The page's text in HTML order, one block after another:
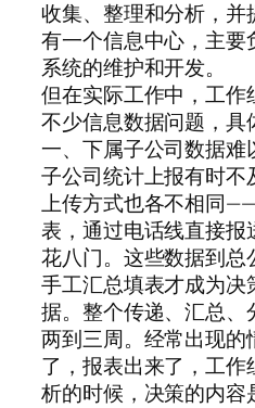
收集、整理和分析，并
有一个信息中心，主要
系统的维护和开发。
但在实际工作中，工作
不少信息数据问题，具
一、下属子公司数据难
子公司统计上报有时
上传方式也各不相同
表，通过电话线直接报
花八门。这些数据到总
手工汇总填表才成为决
据。整个传递、汇总
两到三周。经常出现的
了，报表出来了，工
析的时候，决策的内容